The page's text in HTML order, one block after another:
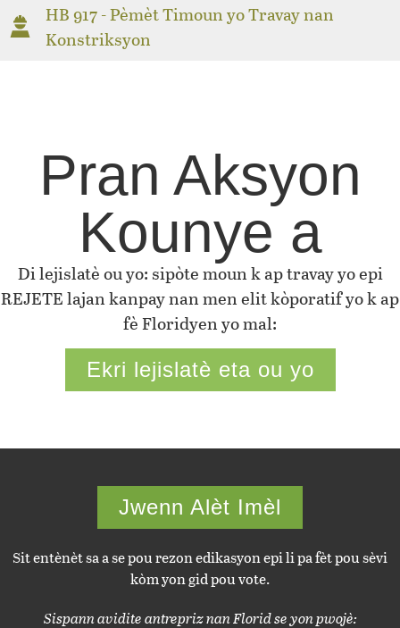
HB 917 - Pèmèt Timoun yo Travay nan
Konstriksyon
Pran Aksyon
Kounye a
Di lejislatè ou yo: sipòte moun k ap travay yo epi
REJETE lajan kanpay nan men elit kòporatif yo k ap
fè Floridyen yo mal:
Ekri lejislatè eta ou yo
Jwenn Alèt Imèl
Sit entènèt sa a se pou rezon edikasyon epi li pa fèt pou sèvi
kòm yon gid pou vote.
Sispann avidite antrepriz nan Florid se yon pwojè: